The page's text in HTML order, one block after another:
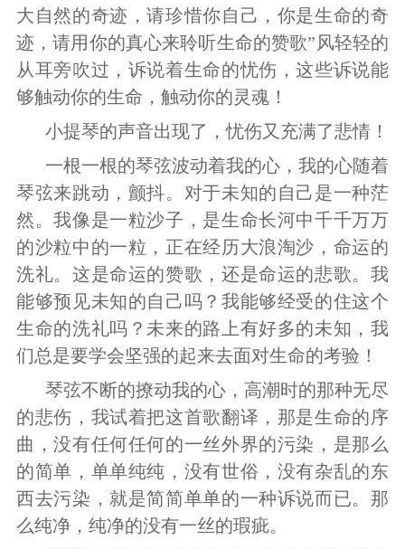
大自然的奇迹，请珍惜你自己，你是生命的奇
迹，请用你的真心来聆听生命的赞歌”风轻轻的
从耳旁吹过，诉说着生命的忧伤，这些诉说能
够触动你的生命，触动你的灵魂！
小提琴的声音出现了，忧伤又充满了悲情！
一根一根的琴弦波动着我的心，我的心随着
琴弦来跳动，颤抖。对于未知的自己是一种茫
然。我像是一粒沙子，是生命长河中千千万万
的沙粒中的一粒，正在经历大浪淘沙，命运的
洗礼。这是命运的赞歌，还是命运的悲歌。我
能够预见未知的自己吗？我能够经受的住这个
生命的洗礼吗？未来的路上有好多的未知，我
们总是要学会坚强的起来去面对生命的考验！
琴弦不断的撩动我的心，高潮时的那种无尽
的悲伤，我试着把这首歌翻译，那是生命的序
曲，没有任何任何的一丝外界的污染，是那么
的简单，单单纯纯，没有世俗，没有杂乱的东
西去污染，就是简简单单的一种诉说而已。那
么纯净，纯净的没有一丝的瑕疵。